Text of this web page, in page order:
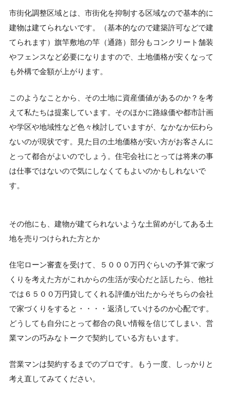
市街化調整区域とは、市街化を抑制する区域なので基本的に
建物は建てられないです。（基本的なので建築許可などで建
てられます）旗竿敷地の竿（通路）部分もコンクリート舗装
やフェンスなど必要になりますので、土地価格が安くなって
も外構で金額が上がります。
このようなことから、その土地に資産価値があるのか？を考
えて私たちは提案しています。そのほかに路線価や都市計画
や学区や地域性など色々検討していますが、なかなか伝わら
ないのが現状です。見た目の土地価格が安い方がお客さんに
とって都合がよいのでしょう。住宅会社にとっては将来の事
は仕事ではないので気にしなくてもよいのかもしれないで
す。
その他にも、建物が建てられないような土留めがしてある土
地を売りつけられた方とか
住宅ローン審査を受けて、５０００万円ぐらいの予算で家づ
くりを考えた方がこれからの生活が安心だと話したら、他社
では６５００万円貸してくれる評価が出たからそちらの会社
で家づくりをすると・・・・返済していけるのか心配です。
どうしても自分にとって都合の良い情報を信じてしまい、営
業マンの巧みなトークで契約している方もいます。
営業マンは契約するまでのプロです。もう一度、しっかりと
考え直してみてください。